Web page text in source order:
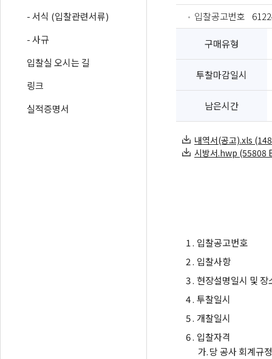
- 서식 (입찰관련서류)
- 사규
입찰실 오시는 길
링크
실적증명서
입찰공고번호
구매유형
투찰마감일시
남은시간
내역서(공고).xls
시방서.hwp (55808
1 . 입찰공고번호
2 . 입찰사항
3 . 현장설명일시 및 장
4 . 투찰일시
5 . 개찰일시
6 . 입찰자격
가.당 공사 회계규